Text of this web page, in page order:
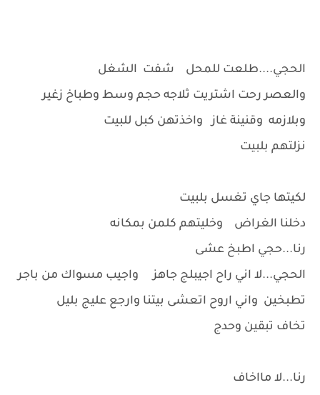
الحجي....طلعت للمحل شفت الشغل
والعصر رحت اشتريت ثلاجه حجم وسط وطباخ زغير
وبلازمه وقنينة غاز واخذتهن كبل للبيت
نزلتهم بلبيت
لكيتها جاي تغسل بلبيت
دخلنا الغراض وخليتهم كلمن بمكانه
رنا...حجي اطبخ عشى
الحجي...لا اني راح اجيبلج جاهز واجيب مسواك من باجر
تطبخين واني اروح اتعشى بيتنا وارجع عليج بليل
تخاف تبقين وحدج
رنا...لا مااخاف